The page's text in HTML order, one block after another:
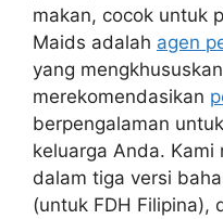
makan, cocok untuk
Maids adalah agen
yang
merekomendasikan
berpengalaman
keluarga Anda.
dalam tiga versi
(untuk FDH Filipina),